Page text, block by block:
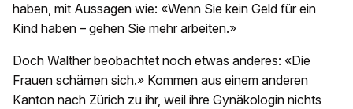
haben, mit Aussagen wie: «Wenn Sie kein Geld für ein
Kind haben – gehen Sie mehr arbeiten.»
Doch Walther beobachtet noch etwas anderes: «Die
Frauen schämen sich.» Kommen aus einem anderen
Kanton nach Zürich zu ihr, weil ihre Gynäkologin nichts